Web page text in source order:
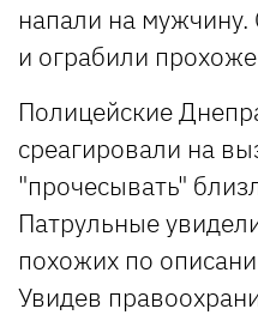
напали на
и ограбили
Полицейские
среагировали на
"прочесывать"
Патрульные
похожих по
Увидев